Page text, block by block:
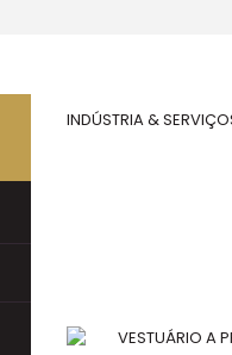
INDÚSTRIA &